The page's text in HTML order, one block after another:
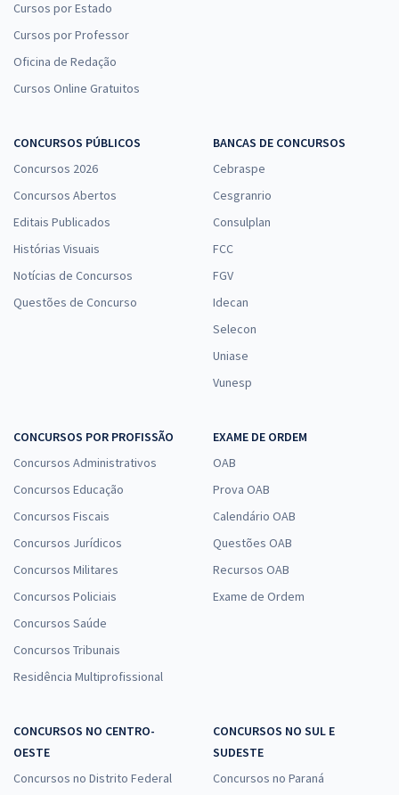
Cursos por Estado
Cursos por Professor
Oficina de Redação
Cursos Online Gratuitos
CONCURSOS PÚBLICOS
Concursos 2026
Concursos Abertos
Editais Publicados
Histórias Visuais
Notícias de Concursos
Questões de Concurso
BANCAS DE CONCURSOS
Cebraspe
Cesgranrio
Consulplan
FCC
FGV
Idecan
Selecon
Uniase
Vunesp
CONCURSOS POR PROFISSÃO
Concursos Administrativos
Concursos Educação
Concursos Fiscais
Concursos Jurídicos
Concursos Militares
Concursos Policiais
Concursos Saúde
Concursos Tribunais
Residência Multiprofissional
EXAME DE ORDEM
OAB
Prova OAB
Calendário OAB
Questões OAB
Recursos OAB
Exame de Ordem
CONCURSOS NO CENTRO-
OESTE
Concursos no Distrito Federal
CONCURSOS NO SUL E
SUDESTE
Concursos no Paraná